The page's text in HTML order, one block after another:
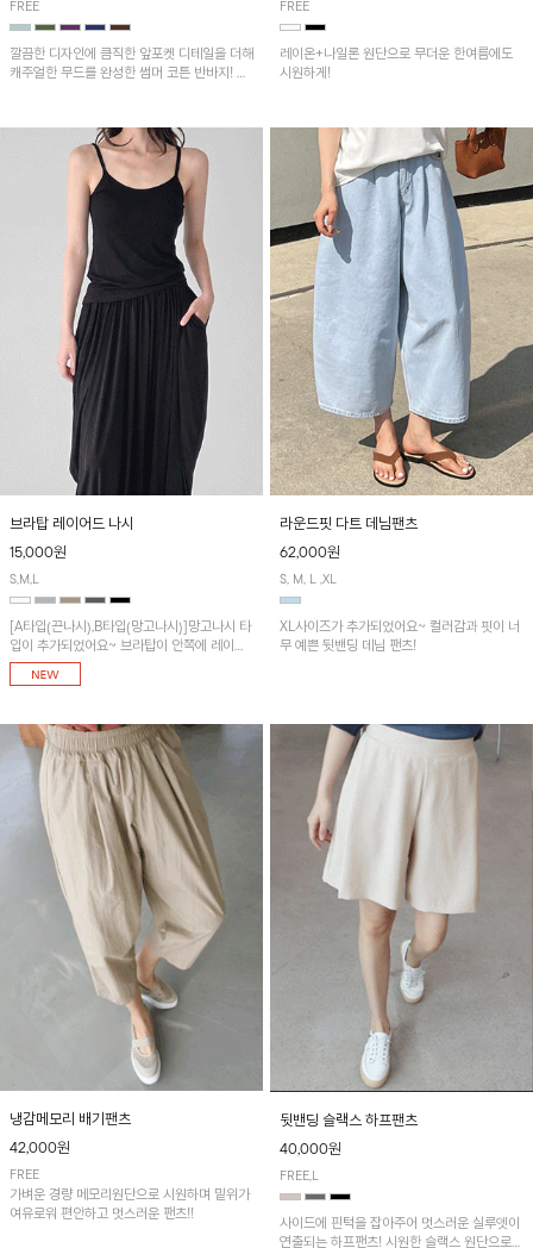
FREE
깔끔한 디자인에 큼직한 앞포켓 디테일을 더해
캐주얼한 무드를 완성한 썸머 코튼 반바지! 허
일리 하게 활용하기 좋아요~
FREE
레이온+나일론 원단으로 무더운 한여름에도
시원하게!
브라탑 레이어드 나시
15,000원
S,M,L
[A타입(끈나시),B타입(망고나시)]망고나시 타
입이 추가되었어요~ 브라탑이 안쪽에 레이어
드 되어 실용적인 나시!
라운드핏 다트 데님팬츠
62,000원
S, M, L ,XL
XL사이즈가 추가되었어요~ 컬러감과 핏이 너
무 예쁜 뒷밴딩 데님 팬츠!
냉감메모리 배기팬츠
42,000원
FREE
가벼운 경량 메모리원단으로 시원하며 밑위가
여유로워 편안하고 멋스러운 팬츠!!
뒷밴딩 슬랙스 하프팬츠
40,000원
FREE,L
사이드에 핀턱을 잡아주어 멋스러운 실루엣이
연출되는 하프팬츠! 시원한 슬랙스 원단으로